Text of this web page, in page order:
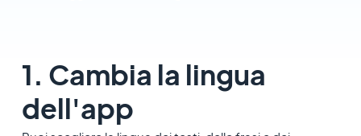
1. Cambia la lingua
dell'app